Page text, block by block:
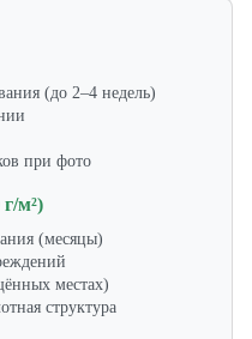
(до 2–4 недель)
при фото
м²)
(месяцы)
местах)
структура